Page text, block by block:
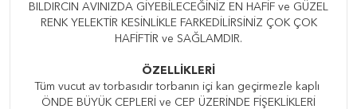
BILDIRCIN AVINIZDA GİYEBİLECEĞİNİZ EN HAFİF ve GÜZEL
RENK YELEKTİR KESİNLİKLE FARKEDİLİRSİNİZ ÇOK ÇOK
HAFİFTİR ve SAĞLAMDIR.
ÖZELLİKLERİ
Tüm vucut av torbasıdır torbanın içi kan geçirmezle kaplı
ÖNDE BÜYÜK CEPLERİ ve CEP ÜZERİNDE FİŞEKLİKLERİ